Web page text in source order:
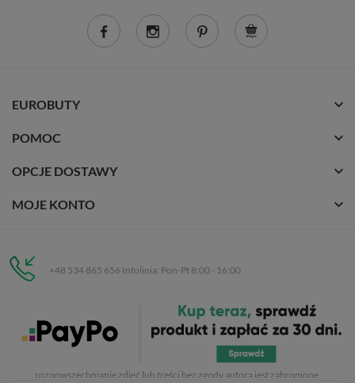
EUROBUTY
POMOC
OPCJE DOSTAWY
MOJE KONTO
+48 534 865 656 Infolinia: Pon-Pt 8:00 - 16:00
C.H. Respan, Rejtana 53a/250
35-326 Rzeszów
. Kopiowanie, przetwarzanie,
rozpowszechnianie zdjęć lub treści bez zgody autora jest zabronione.